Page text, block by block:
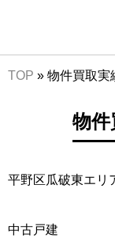
TOP » 物件買取
物
平野区瓜破東エリ
中古戸建